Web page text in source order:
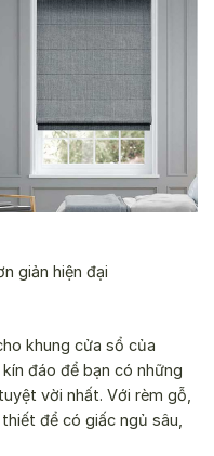
giản hiện đại
khung cửa sổ của
đáo để bạn có những
vời nhất. Với rèm gỗ,
để có giấc ngủ sâu,